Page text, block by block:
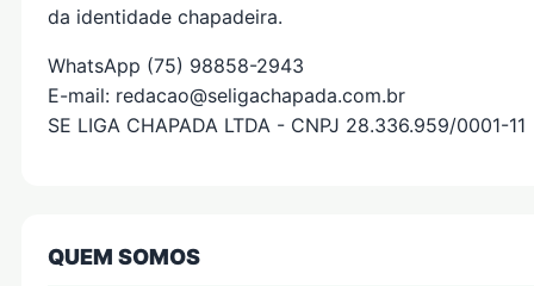
da identidade chapadeira.
WhatsApp (75) 98858-2943
E-mail: redacao@seligachapada.com.br
SE LIGA CHAPADA LTDA - CNPJ 28.336.959/0001-11
QUEM SOMOS